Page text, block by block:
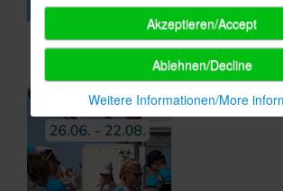
Akzeptieren/Accept
Ablehnen/Decline
Weitere Informationen/More